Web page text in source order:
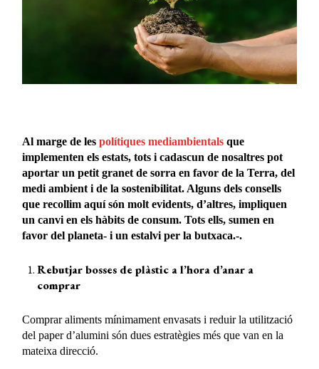
Al marge de lespolítiques mediambientals que
implementen els estats, tots i cadascun de nosaltres pot
aportar un petit granet de sorra en favor de la Terra, del
medi ambient i de la sostenibilitat. Alguns dels consells
que recollim aquí són molt evidents, d’altres, impliquen
un canvi en els hàbits de consum. Tots ells, sumen en
favor del planeta- i un estalvi per la butxaca.-.
Rebutjar bosses de plàstic a l’hora d’anar a
comprar
Comprar aliments mínimament envasats i reduir la utilització
del paper d’alumini són dues estratègies més que van en la
mateixa direcció.